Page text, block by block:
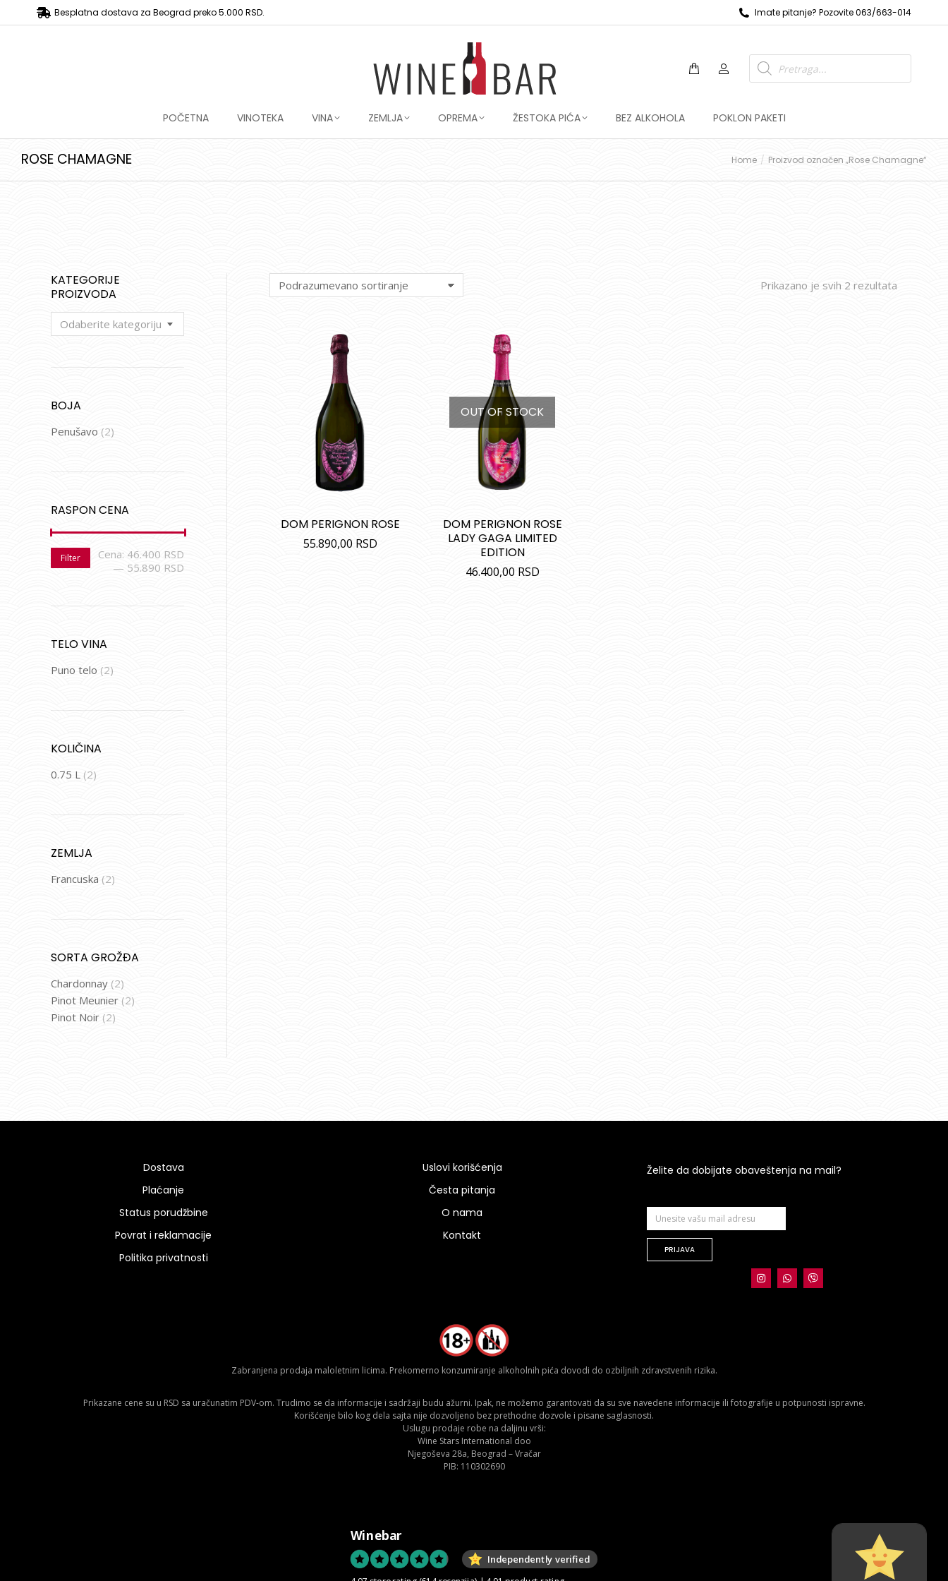
Besplatna dostava za Beograd preko 5.000 RSD. Imate pitanje? Pozovite 063/663-014
POČETNA VINOTEKA VINA ZEMLJA OPREMA ŽESTOKA PIĆA BEZ ALKOHOLA POKLON PAKETI
ROSE CHAMAGNE Home Proizvod označen „Rose Chamagne“
Prikazano je svih 2 rezultata
DOM PERIGNON ROSE
55.890,00 RSD
OUT OF STOCK
DOM PERIGNON ROSE
LADY GAGA LIMITED
EDITION
46.400,00 RSD
KATEGORIJE
PROIZVODA
Odaberite kategoriju
BOJA
Penušavo (2)
RASPON CENA
Filter Cena: 46.400 RSD
— 55.890 RSD
TELO VINA
Puno telo (2)
KOLIČINA
0.75 L (2)
ZEMLJA
Francuska (2)
SORTA GROŽĐA
Chardonnay (2)
Pinot Meunier (2)
Pinot Noir (2)
Dostava
Plaćanje
Status porudžbine
Povrat i reklamacije
Politika privatnosti
Uslovi korišćenja
Česta pitanja
O nama
Kontakt
Želite da dobijate obaveštenja na mail?
PRIJAVA
Zabranjena prodaja maloletnim licima. Prekomerno konzumiranje alkoholnih pića dovodi do ozbiljnih zdravstvenih rizika.
Prikazane cene su u RSD sa uračunatim PDV-om. Trudimo se da informacije i sadržaji budu ažurni. Ipak, ne možemo garantovati da su sve navedene informacije ili fotografije u potpunosti ispravne.
Korišćenje bilo kog dela sajta nije dozvoljeno bez prethodne dozvole i pisane saglasnosti.
Uslugu prodaje robe na daljinu vrši:
Wine Stars International doo
Njegoševa 28a, Beograd – Vračar
PIB: 110302690
Winebar
Independently verified